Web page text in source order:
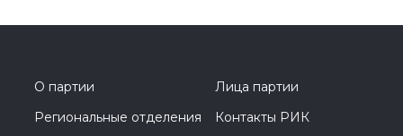
О партии
Лица партии
Региональные отделения
Контакты РИК